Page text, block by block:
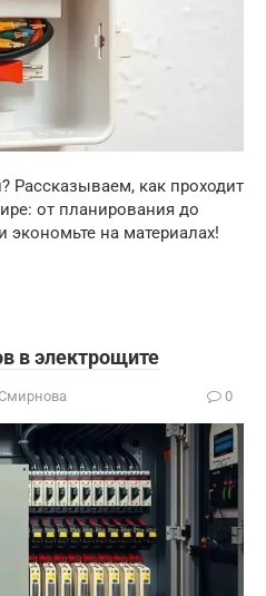
Рассказываем, как проходит
от планирования до
экономьте на материалах!
в электрощите
0